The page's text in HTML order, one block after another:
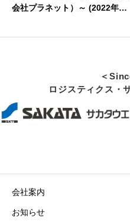
会社プラネット）～ (2022年11
＜
ロジスティクス・
会社案内
お知らせ